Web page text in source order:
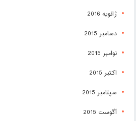
ژانویه 2016
دسامبر 2015
نوامبر 2015
اکتبر 2015
سپتامبر 2015
آگوست 2015